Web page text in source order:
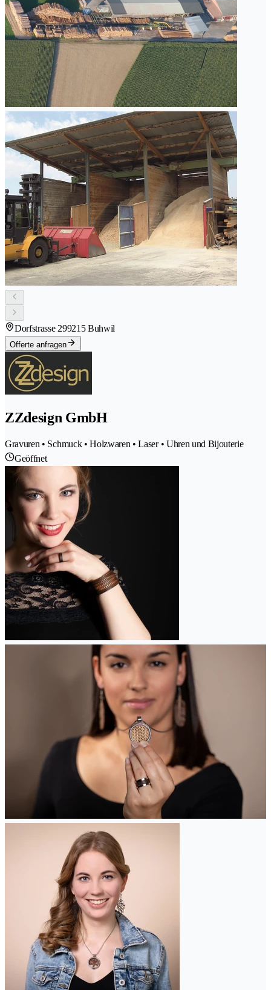
Dorfstrasse 299215 Buhwil
Offerte anfragen
ZZdesign GmbH
Gravuren • Schmuck • Holzwaren • Laser • Uhren und Bijouterie
Geöffnet